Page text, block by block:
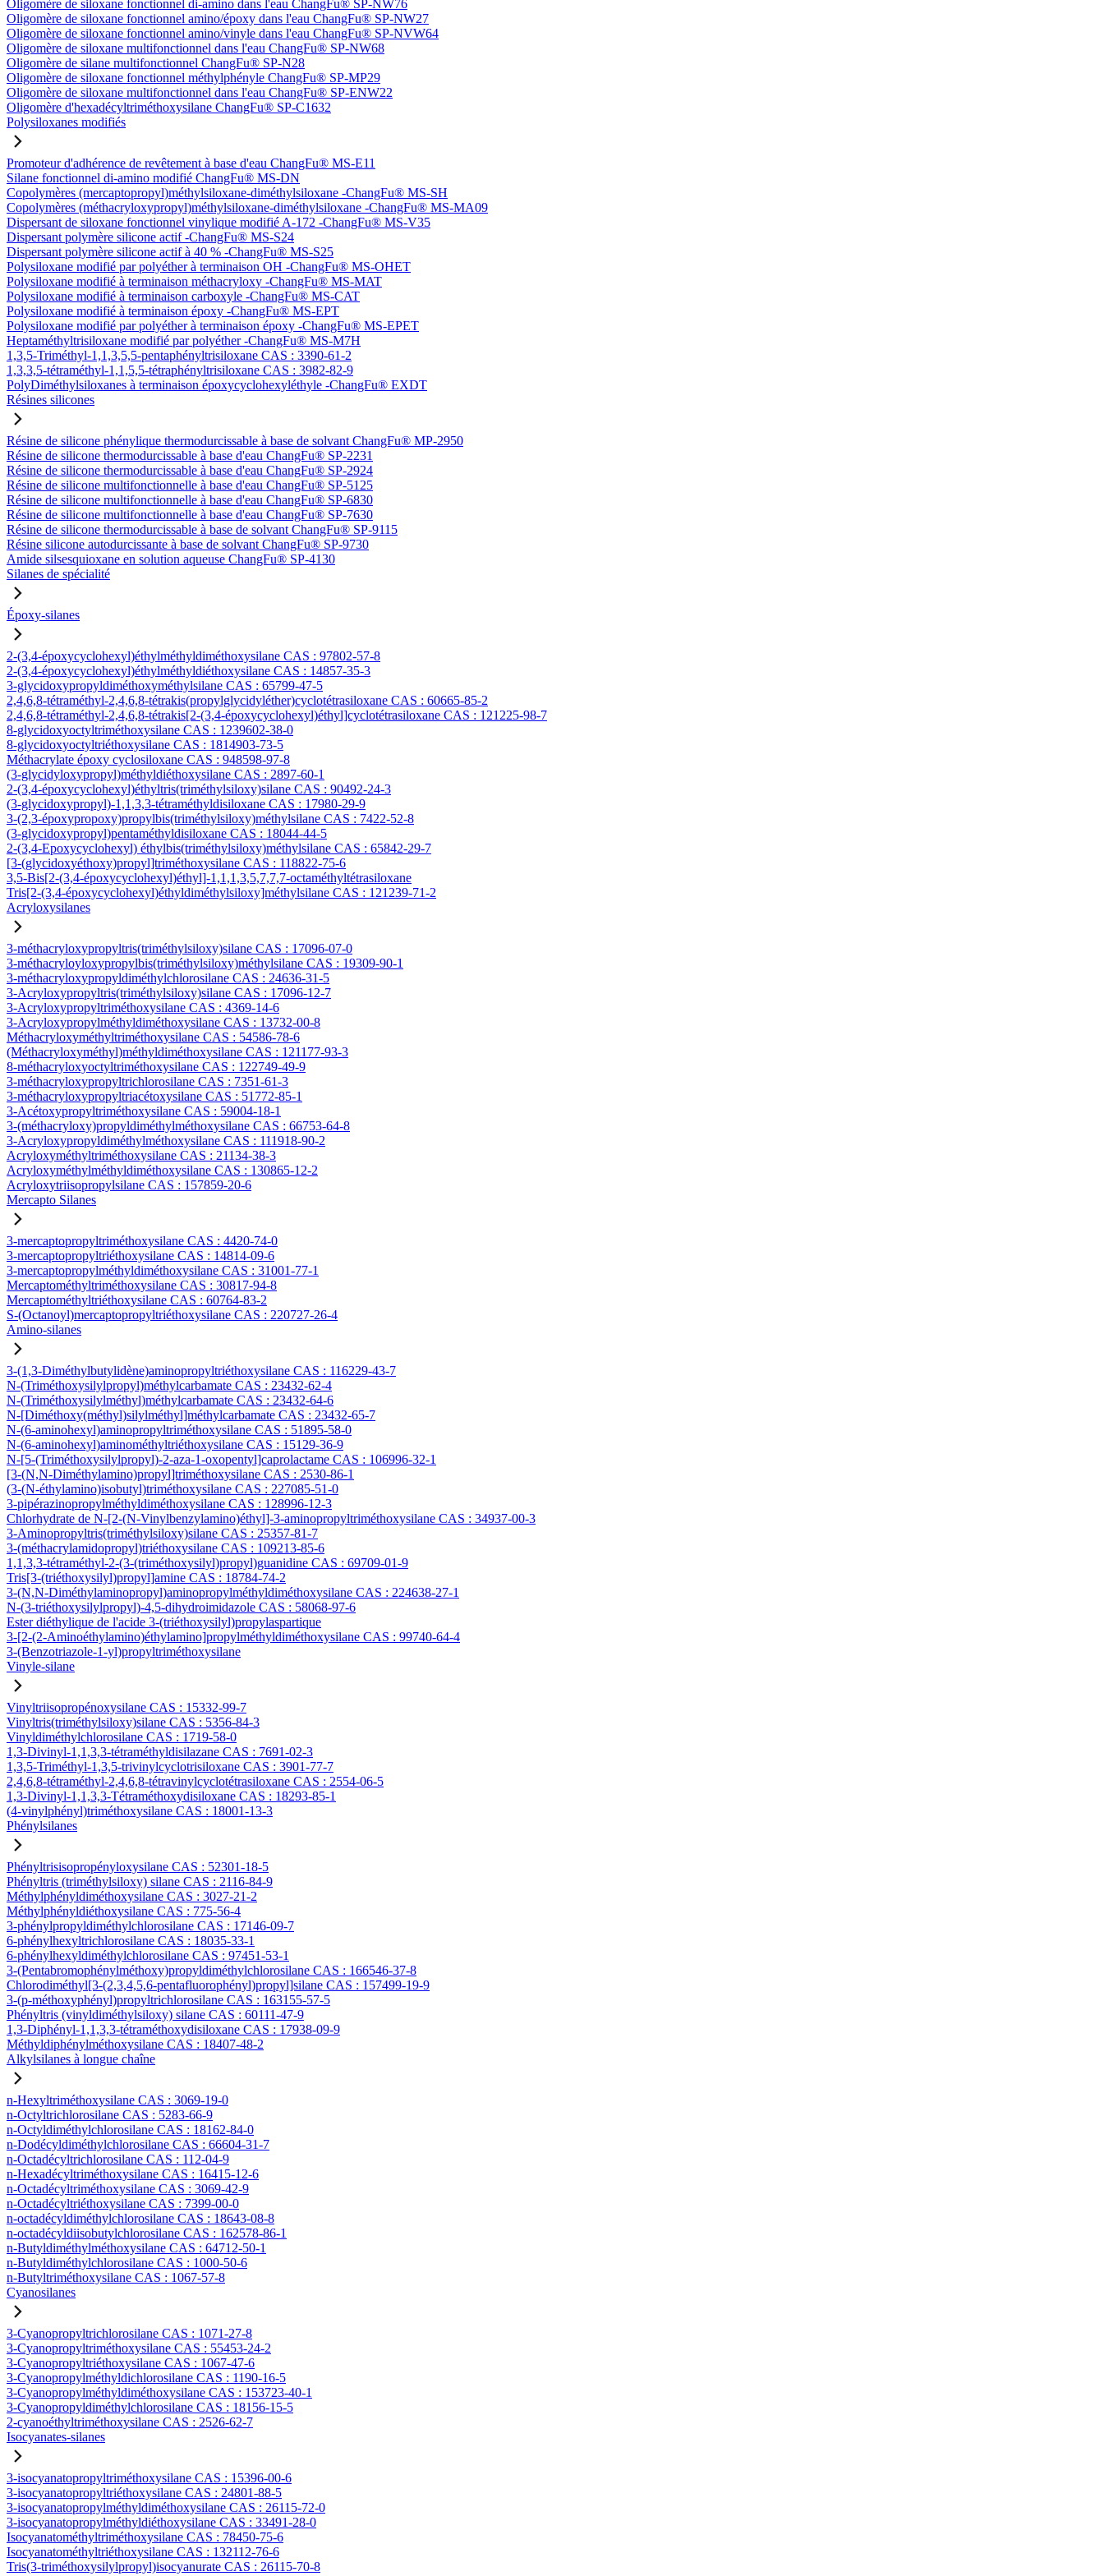
Oligomère de siloxane fonctionnel di-amino dans l'eau ChangFu® SP-NW76
Oligomère de siloxane fonctionnel amino/époxy dans l'eau ChangFu® SP-NW27
Oligomère de siloxane fonctionnel amino/vinyle dans l'eau ChangFu® SP-NVW64
Oligomère de siloxane multifonctionnel dans l'eau ChangFu® SP-NW68
Oligomère de silane multifonctionnel ChangFu® SP-N28
Oligomère de siloxane fonctionnel méthylphényle ChangFu® SP-MP29
Oligomère de siloxane multifonctionnel dans l'eau ChangFu® SP-ENW22
Oligomère d'hexadécyltriméthoxysilane ChangFu® SP-C1632
Polysiloxanes modifiés
Promoteur d'adhérence de revêtement à base d'eau ChangFu® MS-E11
Silane fonctionnel di-amino modifié ChangFu® MS-DN
Copolymères (mercaptopropyl)méthylsiloxane-diméthylsiloxane -ChangFu® MS-SH
Copolymères (méthacryloxypropyl)méthylsiloxane-diméthylsiloxane -ChangFu® MS-MA09
Dispersant de siloxane fonctionnel vinylique modifié A-172 -ChangFu® MS-V35
Dispersant polymère silicone actif -ChangFu® MS-S24
Dispersant polymère silicone actif à 40 % -ChangFu® MS-S25
Polysiloxane modifié par polyéther à terminaison OH -ChangFu® MS-OHET
Polysiloxane modifié à terminaison méthacryloxy -ChangFu® MS-MAT
Polysiloxane modifié à terminaison carboxyle -ChangFu® MS-CAT
Polysiloxane modifié à terminaison époxy -ChangFu® MS-EPT
Polysiloxane modifié par polyéther à terminaison époxy -ChangFu® MS-EPET
Heptaméthyltrisiloxane modifié par polyéther -ChangFu® MS-M7H
1,3,5-Triméthyl-1,1,3,5,5-pentaphényltrisiloxane CAS : 3390-61-2
1,3,3,5-tétraméthyl-1,1,5,5-tétraphényltrisiloxane CAS : 3982-82-9
PolyDiméthylsiloxanes à terminaison époxycyclohexyléthyle -ChangFu® EXDT
Résines silicones
Résine de silicone phénylique thermodurcissable à base de solvant ChangFu® MP-2950
Résine de silicone thermodurcissable à base d'eau ChangFu® SP-2231
Résine de silicone thermodurcissable à base d'eau ChangFu® SP-2924
Résine de silicone multifonctionnelle à base d'eau ChangFu® SP-5125
Résine de silicone multifonctionnelle à base d'eau ChangFu® SP-6830
Résine de silicone multifonctionnelle à base d'eau ChangFu® SP-7630
Résine de silicone thermodurcissable à base de solvant ChangFu® SP-9115
Résine silicone autodurcissante à base de solvant ChangFu® SP-9730
Amide silsesquioxane en solution aqueuse ChangFu® SP-4130
Silanes de spécialité
Époxy-silanes
2-(3,4-époxycyclohexyl)éthylméthyldiméthoxysilane CAS : 97802-57-8
2-(3,4-époxycyclohexyl)éthylméthyldiéthoxysilane CAS : 14857-35-3
3-glycidoxypropyldiméthoxyméthylsilane CAS : 65799-47-5
2,4,6,8-tétraméthyl-2,4,6,8-tétrakis(propylglycidyléther)cyclotétrasiloxane CAS : 60665-85-2
2,4,6,8-tétraméthyl-2,4,6,8-tétrakis[2-(3,4-époxycyclohexyl)éthyl]cyclotétrasiloxane CAS : 121225-98-7
8-glycidoxyoctyltriméthoxysilane CAS : 1239602-38-0
8-glycidoxyoctyltriéthoxysilane CAS : 1814903-73-5
Méthacrylate époxy cyclosiloxane CAS : 948598-97-8
(3-glycidyloxypropyl)méthyldiéthoxysilane CAS : 2897-60-1
2-(3,4-époxycyclohexyl)éthyltris(triméthylsiloxy)silane CAS : 90492-24-3
(3-glycidoxypropyl)-1,1,3,3-tétraméthyldisiloxane CAS : 17980-29-9
3-(2,3-époxypropoxy)propylbis(triméthylsiloxy)méthylsilane CAS : 7422-52-8
(3-glycidoxypropyl)pentaméthyldisiloxane CAS : 18044-44-5
2-(3,4-Epoxycyclohexyl) éthylbis(triméthylsiloxy)méthylsilane CAS : 65842-29-7
[3-(glycidoxyéthoxy)propyl]triméthoxysilane CAS : 118822-75-6
3,5-Bis[2-(3,4-époxycyclohexyl)éthyl]-1,1,1,3,5,7,7,7-octaméthyltétrasiloxane
Tris[2-(3,4-époxycyclohexyl)éthyldiméthylsiloxy]méthylsilane CAS : 121239-71-2
Acryloxysilanes
3-méthacryloxypropyltris(triméthylsiloxy)silane CAS : 17096-07-0
3-méthacryloyloxypropylbis(triméthylsiloxy)méthylsilane CAS : 19309-90-1
3-méthacryloxypropyldiméthylchlorosilane CAS : 24636-31-5
3-Acryloxypropyltris(triméthylsiloxy)silane CAS : 17096-12-7
3-Acryloxypropyltriméthoxysilane CAS : 4369-14-6
3-Acryloxypropylméthyldiméthoxysilane CAS : 13732-00-8
Méthacryloxyméthyltriméthoxysilane CAS : 54586-78-6
(Méthacryloxyméthyl)méthyldiméthoxysilane CAS : 121177-93-3
8-méthacryloxyoctyltriméthoxysilane CAS : 122749-49-9
3-méthacryloxypropyltrichlorosilane CAS : 7351-61-3
3-méthacryloxypropyltriacétoxysilane CAS : 51772-85-1
3-Acétoxypropyltriméthoxysilane CAS : 59004-18-1
3-(méthacryloxy)propyldiméthylméthoxysilane CAS : 66753-64-8
3-Acryloxypropyldiméthylméthoxysilane CAS : 111918-90-2
Acryloxyméthyltriméthoxysilane CAS : 21134-38-3
Acryloxyméthylméthyldiméthoxysilane CAS : 130865-12-2
Acryloxytriisopropylsilane CAS : 157859-20-6
Mercapto Silanes
3-mercaptopropyltriméthoxysilane CAS : 4420-74-0
3-mercaptopropyltriéthoxysilane CAS : 14814-09-6
3-mercaptopropylméthyldiméthoxysilane CAS : 31001-77-1
Mercaptométhyltriméthoxysilane CAS : 30817-94-8
Mercaptométhyltriéthoxysilane CAS : 60764-83-2
S-(Octanoyl)mercaptopropyltriéthoxysilane CAS : 220727-26-4
Amino-silanes
3-(1,3-Diméthylbutylidène)aminopropyltriéthoxysilane CAS : 116229-43-7
N-(Triméthoxysilylpropyl)méthylcarbamate CAS : 23432-62-4
N-(Triméthoxysilylméthyl)méthylcarbamate CAS : 23432-64-6
N-[Diméthoxy(méthyl)silylméthyl]méthylcarbamate CAS : 23432-65-7
N-(6-aminohexyl)aminopropyltriméthoxysilane CAS : 51895-58-0
N-(6-aminohexyl)aminométhyltriéthoxysilane CAS : 15129-36-9
N-[5-(Triméthoxysilylpropyl)-2-aza-1-oxopentyl]caprolactame CAS : 106996-32-1
[3-(N,N-Diméthylamino)propyl]triméthoxysilane CAS : 2530-86-1
(3-(N-éthylamino)isobutyl)triméthoxysilane CAS : 227085-51-0
3-pipérazinopropylméthyldiméthoxysilane CAS : 128996-12-3
Chlorhydrate de N-[2-(N-Vinylbenzylamino)éthyl]-3-aminopropyltriméthoxysilane CAS : 34937-00-3
3-Aminopropyltris(triméthylsiloxy)silane CAS : 25357-81-7
3-(méthacrylamidopropyl)triéthoxysilane CAS : 109213-85-6
1,1,3,3-tétraméthyl-2-(3-(triméthoxysilyl)propyl)guanidine CAS : 69709-01-9
Tris[3-(triéthoxysilyl)propyl]amine CAS : 18784-74-2
3-(N,N-Diméthylaminopropyl)aminopropylméthyldiméthoxysilane CAS : 224638-27-1
N-(3-triéthoxysilylpropyl)-4,5-dihydroimidazole CAS : 58068-97-6
Ester diéthylique de l'acide 3-(triéthoxysilyl)propylaspartique
3-[2-(2-Aminoéthylamino)éthylamino]propylméthyldiméthoxysilane CAS : 99740-64-4
3-(Benzotriazole-1-yl)propyltriméthoxysilane
Vinyle-silane
Vinyltriisopropénoxysilane CAS : 15332-99-7
Vinyltris(triméthylsiloxy)silane CAS : 5356-84-3
Vinyldiméthylchlorosilane CAS : 1719-58-0
1,3-Divinyl-1,1,3,3-tétraméthyldisilazane CAS : 7691-02-3
1,3,5-Triméthyl-1,3,5-trivinylcyclotrisiloxane CAS : 3901-77-7
2,4,6,8-tétraméthyl-2,4,6,8-tétravinylcyclotétrasiloxane CAS : 2554-06-5
1,3-Divinyl-1,1,3,3-Tétraméthoxydisiloxane CAS : 18293-85-1
(4-vinylphényl)triméthoxysilane CAS : 18001-13-3
Phénylsilanes
Phényltrisisopropényloxysilane CAS : 52301-18-5
Phényltris (triméthylsiloxy) silane CAS : 2116-84-9
Méthylphényldiméthoxysilane CAS : 3027-21-2
Méthylphényldiéthoxysilane CAS : 775-56-4
3-phénylpropyldiméthylchlorosilane CAS : 17146-09-7
6-phénylhexyltrichlorosilane CAS : 18035-33-1
6-phénylhexyldiméthylchlorosilane CAS : 97451-53-1
3-(Pentabromophénylméthoxy)propyldiméthylchlorosilane CAS : 166546-37-8
Chlorodiméthyl[3-(2,3,4,5,6-pentafluorophényl)propyl]silane CAS : 157499-19-9
3-(p-méthoxyphényl)propyltrichlorosilane CAS : 163155-57-5
Phényltris (vinyldiméthylsiloxy) silane CAS : 60111-47-9
1,3-Diphényl-1,1,3,3-tétraméthoxydisiloxane CAS : 17938-09-9
Méthyldiphénylméthoxysilane CAS : 18407-48-2
Alkylsilanes à longue chaîne
n-Hexyltriméthoxysilane CAS : 3069-19-0
n-Octyltrichlorosilane CAS : 5283-66-9
n-Octyldiméthylchlorosilane CAS : 18162-84-0
n-Dodécyldiméthylchlorosilane CAS : 66604-31-7
n-Octadécyltrichlorosilane CAS : 112-04-9
n-Hexadécyltriméthoxysilane CAS : 16415-12-6
n-Octadécyltriméthoxysilane CAS : 3069-42-9
n-Octadécyltriéthoxysilane CAS : 7399-00-0
n-octadécyldiméthylchlorosilane CAS : 18643-08-8
n-octadécyldiisobutylchlorosilane CAS : 162578-86-1
n-Butyldiméthylméthoxysilane CAS : 64712-50-1
n-Butyldiméthylchlorosilane CAS : 1000-50-6
n-Butyltriméthoxysilane CAS : 1067-57-8
Cyanosilanes
3-Cyanopropyltrichlorosilane CAS : 1071-27-8
3-Cyanopropyltriméthoxysilane CAS : 55453-24-2
3-Cyanopropyltriéthoxysilane CAS : 1067-47-6
3-Cyanopropylméthyldichlorosilane CAS : 1190-16-5
3-Cyanopropylméthyldiméthoxysilane CAS : 153723-40-1
3-Cyanopropyldiméthylchlorosilane CAS : 18156-15-5
2-cyanoéthyltriméthoxysilane CAS : 2526-62-7
Isocyanates-silanes
3-isocyanatopropyltriméthoxysilane CAS : 15396-00-6
3-isocyanatopropyltriéthoxysilane CAS : 24801-88-5
3-isocyanatopropylméthyldiméthoxysilane CAS : 26115-72-0
3-isocyanatopropylméthyldiéthoxysilane CAS : 33491-28-0
Isocyanatométhyltriméthoxysilane CAS : 78450-75-6
Isocyanatométhyltriéthoxysilane CAS : 132112-76-6
Tris(3-triméthoxysilylpropyl)isocyanurate CAS : 26115-70-8